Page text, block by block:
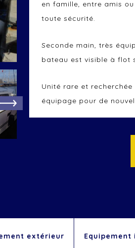
en famille, entre amis
toute sécurité.
Seconde main, très
bateau est visible à flot
Unité rare et
équipage pour de
extérieur